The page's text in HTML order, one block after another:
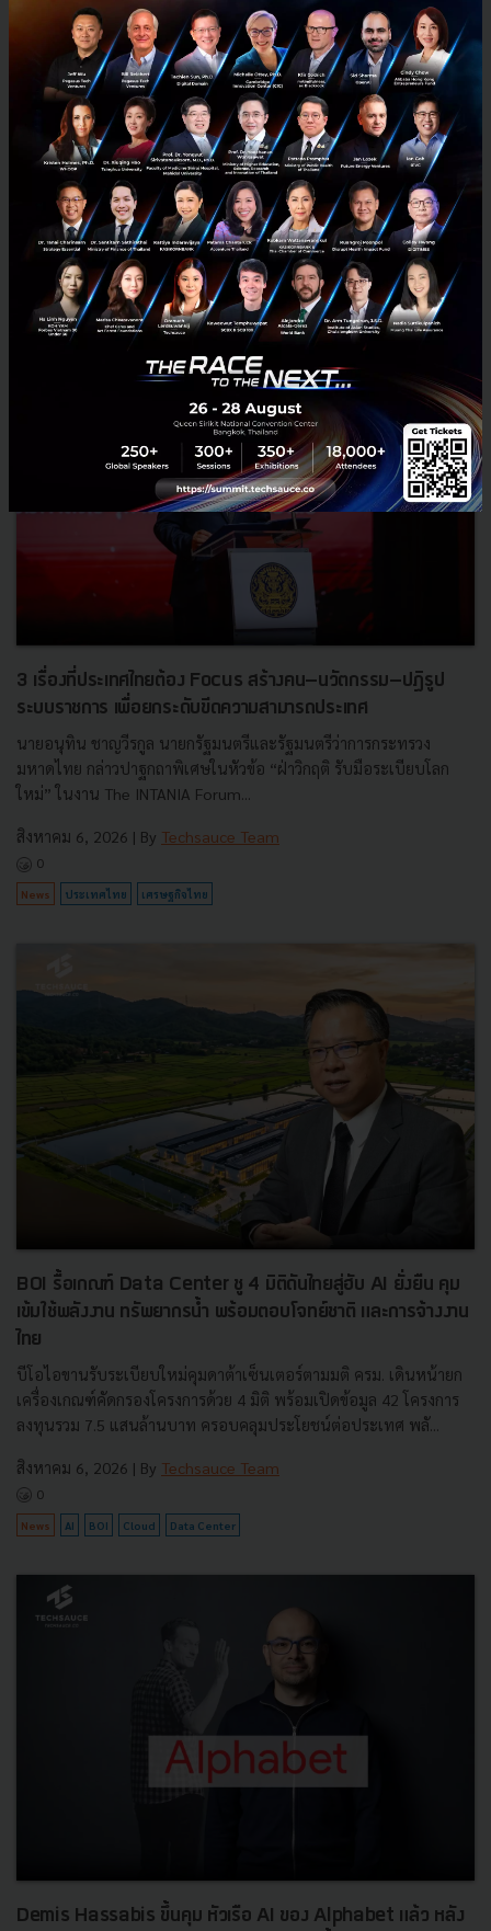
RELATED ARTICLE
3 เรื่องที่ประเทศไทยต้อง Focus สร้างคน–นวัตกรรม–ปฏิรูป
ระบบราชการ เพื่อยกระดับขีดความสามารถประเทศ
นายอนุทิน ชาญวีรกูล นายกรัฐมนตรีและรัฐมนตรีว่าการกระทรวง
มหาดไทย กล่าวปาฐกถาพิเศษในหัวข้อ “ฝ่าวิกฤติ รับมือระเบียบโลก
ใหม่” ในงาน The INTANIA Forum...
สิงหาคม 6, 2026 | By Techsauce Team
0
News ประเทศไทย เศรษฐกิจไทย
BOI รื้อเกณฑ์ Data Center ชู 4 มิติดันไทยสู่ฮับ AI ยั่งยืน คุม
เข้มใช้พลังงาน ทรัพยากรน้ำ พร้อมตอบโจทย์ชาติ และการจ้างงาน
ไทย
บีโอไอขานรับระเบียบใหม่คุมดาต้าเซ็นเตอร์ตามมติ ครม. เดินหน้ายก
เครื่องเกณฑ์คัดกรองโครงการด้วย 4 มิติ พร้อมเปิดข้อมูล 42 โครงการ
ลงทุนรวม 7.5 แสนล้านบาท ครอบคลุมประโยชน์ต่อประเทศ พลั...
สิงหาคม 6, 2026 | By Techsauce Team
0
News AI BOI Cloud Data Center
Demis Hassabis ขึ้นคุม หัวเรือ AI ของ Alphabet แล้ว หลัง